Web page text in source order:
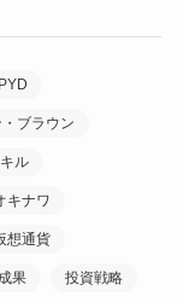
・ブラウン
ル
キナワ
想通貨
成果 投資戦略